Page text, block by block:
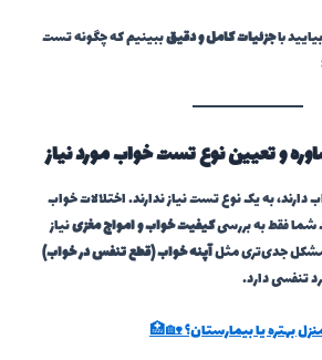
باجزئیات کامل و دقیقببینیم که چگونه تست
به یک نوع تست نیاز ندارند. اختلالات خواب
فقط به بررسیکیفیت خواب و امواج مغزینیاز
مشکل جدی‌تری مثلآپنه خواب (قطع تنفس در خواب)
تنفسی دارد.
بهتره یا بیمارستان؟ 🏡🏥